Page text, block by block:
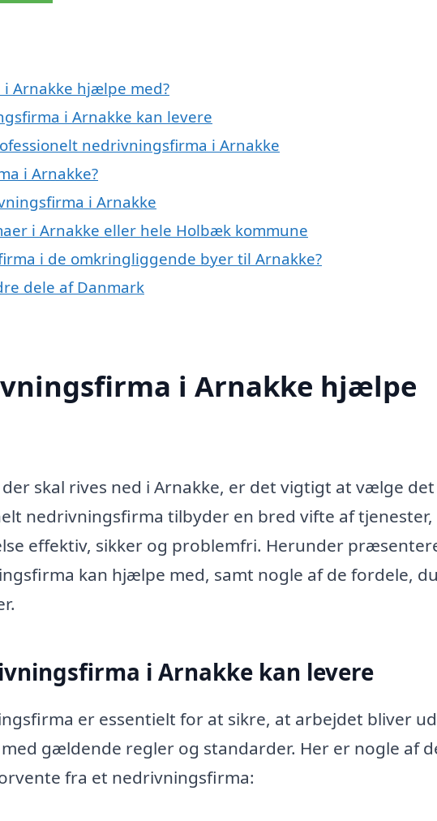
Arnakke hjælpe med?
i Arnakke kan levere
nedrivningsfirma i Arnakke
i Arnakke?
i Arnakke
i Arnakke eller hele Holbæk kommune
i de omkringliggende byer til Arnakke?
dele af Danmark
i Arnakke hjælpe
skal rives ned i Arnakke, er det vigtigt at vælge
nedrivningsfirma tilbyder en bred vifte af tjenester,
effektiv, sikker og problemfri. Herunder
kan hjælpe med, samt nogle af de fordele,
i Arnakke kan levere
er essentielt for at sikre, at arbejdet bliver
gældende regler og standarder. Her er nogle af
fra et nedrivningsfirma: